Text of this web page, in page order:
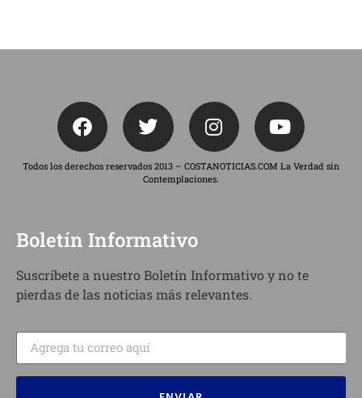
Todos los derechos reservados 2013 – COSTANOTICIAS.COM La Verdad sin
Contemplaciones.
Boletín Informativo
Suscríbete a nuestro Boletín Informativo y no te
pierdas de las noticias más relevantes.